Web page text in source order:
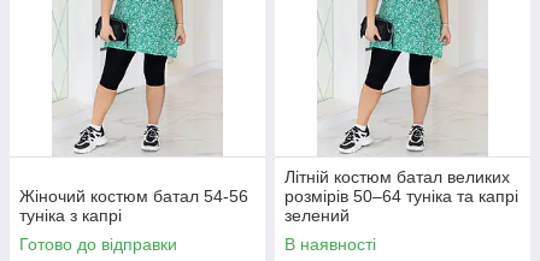
Жіночий костюм батал 54-56
туніка з капрі
Готово до відправки
Літній костюм батал великих
розмірів 50–64 туніка та капрі
зелений
В наявності